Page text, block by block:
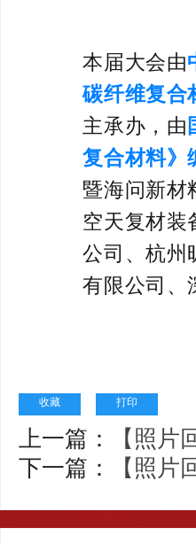
本届大会由
碳纤维复合
主承办，由
复合材料》
暨海问新材
空天复材装
公司 、杭州
有限公司 、
收藏 打印
上一篇：
【照
下一篇：
【照片